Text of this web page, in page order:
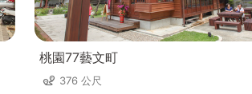
桃園77藝文町
376 公尺